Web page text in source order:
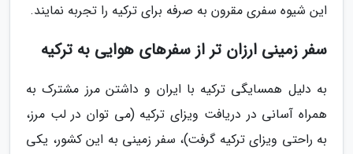
این شیوه سفری مقرون به صرفه برای ترکیه را تجربه نمایند.
سفر زمینی ارزان تر از سفرهای هوایی به ترکیه
به دلیل همسایگی ترکیه با ایران و داشتن مرز مشترک به
همراه آسانی در دریافت ویزای ترکیه (می توان در لب مرز،
به راحتی ویزای ترکیه گرفت)، سفر زمینی به این کشور، یکی